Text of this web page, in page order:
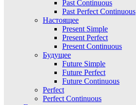
Past Continuous
Past Perfect Continuous
Настоящее
Present Simple
Present Perfect
Present Continuous
Будущее
Future Simple
Future Perfect
Future Continuous
Perfect
Perfect Continuous